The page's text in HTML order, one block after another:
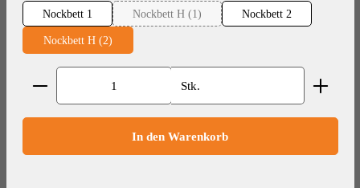
Nockbett 1 Nockbett H (1)
(Diese Option ist zurzeit nicht verfügbar.)
Nockbett 2
Nockbett H (2)
Produkt Anzahl: Gib den gewünschten Wert ein oder
Stk.
In den Warenkorb